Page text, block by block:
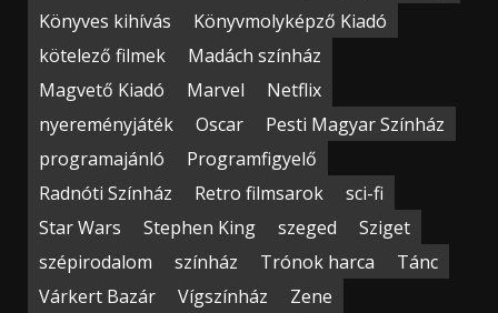
Könyves kihívás
Könyvmolyképző Kiadó
kötelező filmek
Madách színház
Magvető Kiadó
Marvel
Netflix
nyereményjáték
Oscar
Pesti Magyar Színház
programajánló
Programfigyelő
Radnóti Színház
Retro filmsarok
sci-fi
Star Wars
Stephen King szeged
Sziget
szépirodalom
színház Trónok harca
Tánc
Várkert Bazár
Vígszínház
Zene